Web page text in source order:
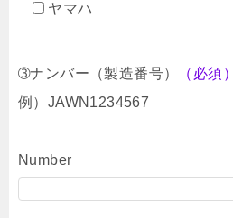
ヤマハ
➂ナンバー（製造番号）
（必須）
例）JAWN1234567
Number